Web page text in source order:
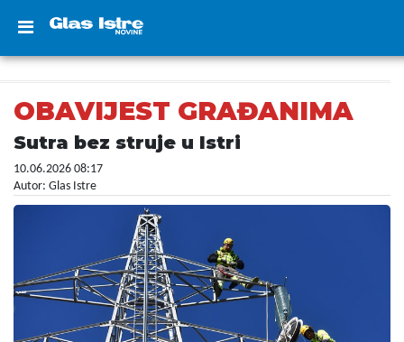
OBAVIJEST GRAĐANIMA
Sutra bez struje u Istri
10.06.2026 08:17
Autor: Glas Istre